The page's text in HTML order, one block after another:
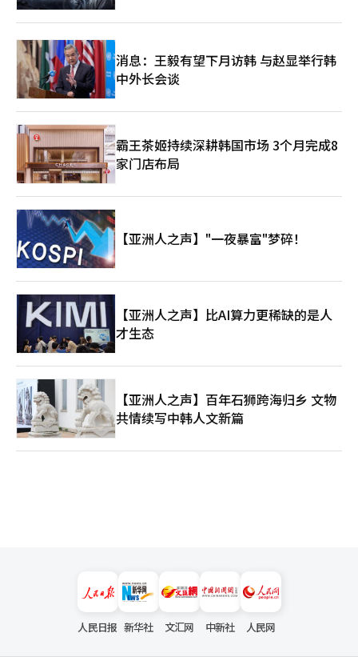
消息：王毅有望下月访韩 与赵显举行韩
中外长会谈
霸王茶姬持续深耕韩国市场 3个月完成8
家门店布局
【亚洲人之声】"一夜暴富"梦碎！
【亚洲人之声】比AI算力更稀缺的是人
才生态
【亚洲人之声】百年石狮跨海归乡 文物
共情续写中韩人文新篇
人民日报 新华社 文汇网 中新社 人民网